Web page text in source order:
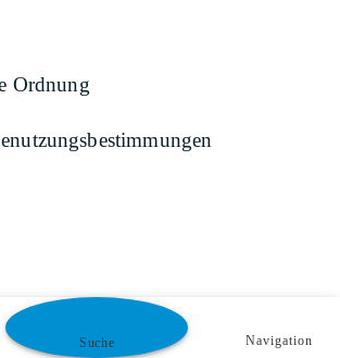
Ordnung
Suche Navigation